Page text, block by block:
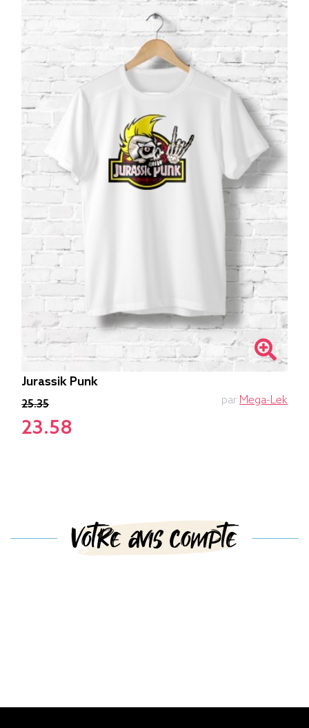
Jurassik Punk
25.35
23.58
par Mega-Lek
Votre avis compte